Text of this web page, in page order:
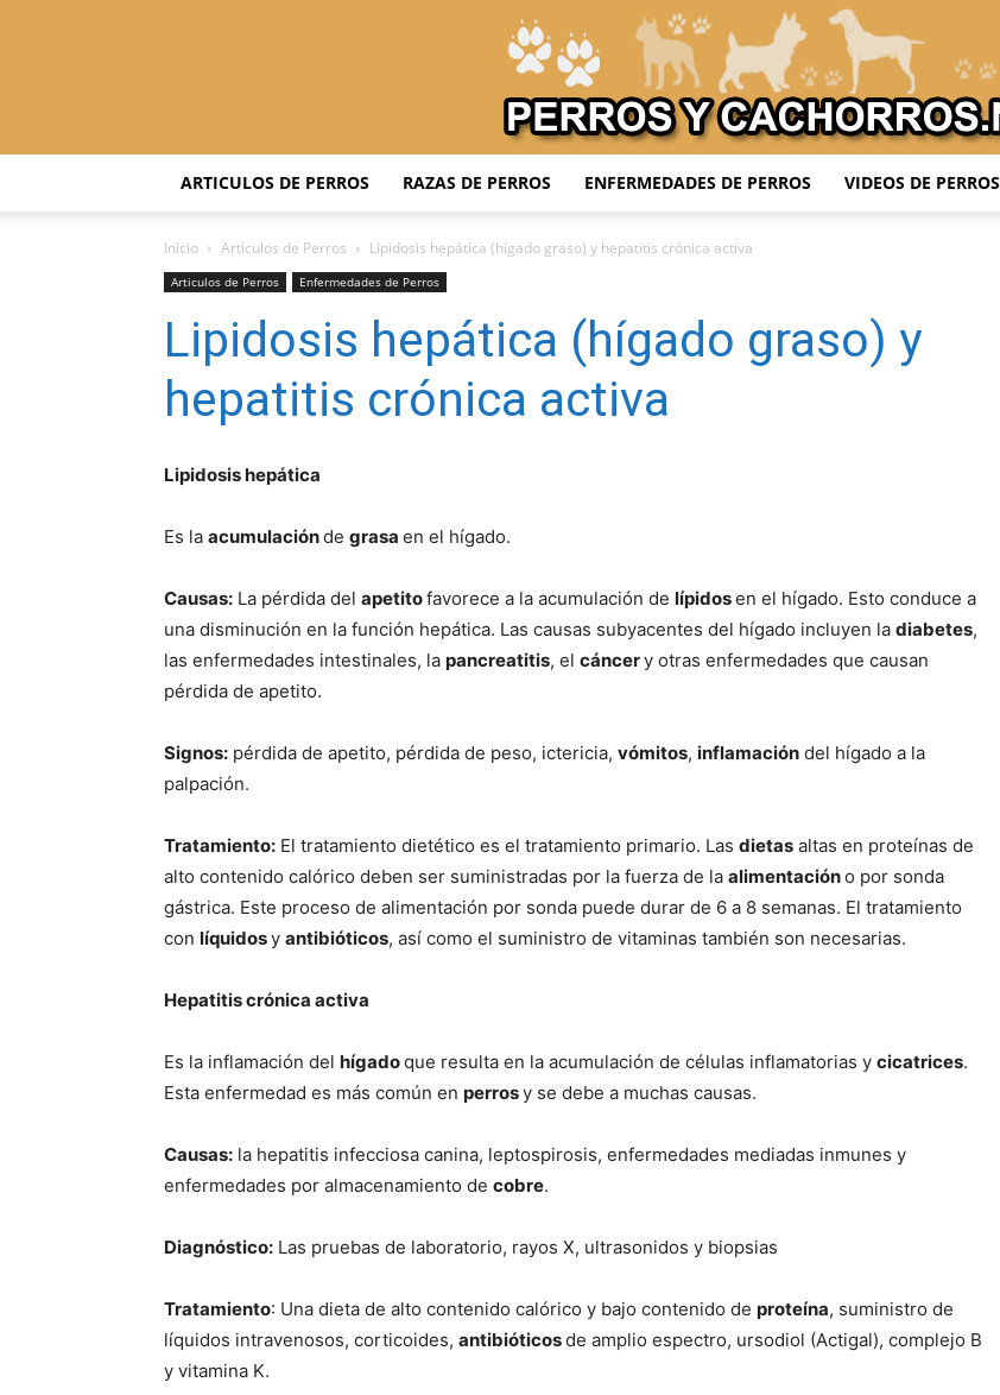
de
–
Fotos
ARTICULOS DE PERROS RAZAS DE PERROS ENFERMEDADES DE PERROS VIDEOS DE PERROS
Inicio Articulos de Perros Lipidosis hepática (hígado graso) y hepatitis crónica activa
Articulos de Perros Enfermedades de Perros
Lipidosis hepática (hígado graso) y
hepatitis crónica activa
Lipidosis hepática
Es la acumulaciónde grasa en el hígado.
Causas: La pérdida del apetitofavorece a la acumulación de lípidosen el hígado. Esto conduce a
una disminución en la función hepática. Las causas subyacentes del hígado incluyen la diabetes,
las enfermedades intestinales, la pancreatitis, el cáncery otras enfermedades que causan
pérdida de apetito.
Signos: pérdida de apetito, pérdida de peso, ictericia, vómitos, inflamación del hígado a la
palpación.
Tratamiento: El tratamiento dietético es el tratamiento primario. Las dietas altas en proteínas de
alto contenido calórico deben ser suministradas por la fuerza de la alimentacióno por sonda
gástrica. Este proceso de alimentación por sonda puede durar de 6 a 8 semanas. El tratamiento
con líquidosy antibióticos, así como el suministro de vitaminas también son necesarias.
Hepatitis crónica activa
Es la inflamación del hígadoque resulta en la acumulación de células inflamatorias y cicatrices.
Esta enfermedad es más común en perrosy se debe a muchas causas.
Causas: la hepatitis infecciosa canina, leptospirosis, enfermedades mediadas inmunes y
enfermedades por almacenamiento de cobre.
Diagnóstico: Las pruebas de laboratorio, rayos X, ultrasonidos y biopsias
Tratamiento: Una dieta de alto contenido calórico y bajo contenido de proteína, suministro de
líquidos intravenosos, corticoides, antibióticosde amplio espectro, ursodiol (Actigal), complejo B
y vitamina K.